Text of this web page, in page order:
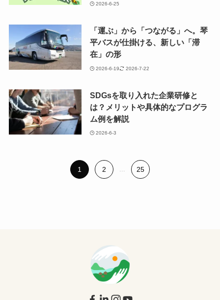
2026-6-25
2026-6-19 2026-7-22
「運ぶ」から「つながる」へ。琴
平バスが仕掛ける、新しい「滞
在」の形
2026-6-3
SDGsを取り入れた企業研修と
は？メリットや具体的なプログラ
ム例を解説
1 2 ... 25